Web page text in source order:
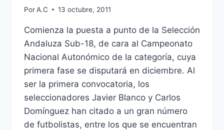
PorA.C 13 octubre, 2011
Comienza la puesta a punto de la Selección
Andaluza Sub-18, de cara al Campeonato
Nacional Autonómico de la categoría, cuya
primera fase se disputará en diciembre. Al
ser la primera convocatoria, los
seleccionadores Javier Blanco y Carlos
Domínguez han citado a un gran número
de futbolistas, entre los que se encuentran